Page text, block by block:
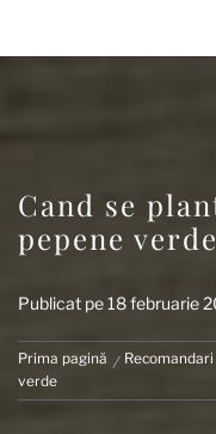
Cand se
pepene verde
Publicat pe18 februarie
Prima pagină Recomandari
verde